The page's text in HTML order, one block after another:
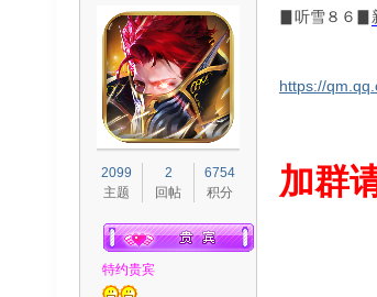
2099
主题
2
回帖
6754
积分
特约贵宾
▊听雪８６▊
https://
加群